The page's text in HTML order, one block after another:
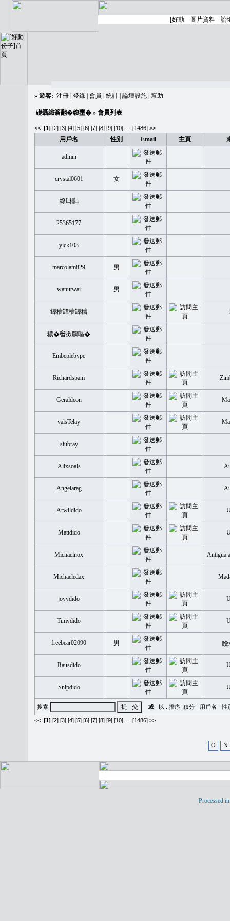
» 遊客: 注冊 登錄 會員 統計 論壇設施 幫助
礎聶織簷翻�䪖壅� » 會員列表
<< [1] [2] [3] [4] [5] [6] [7] [8] [9] [10] [1486] >>
用戶名 性別 Email 主頁
admin
crystal0601 女
繚L糧n
25365177
yick103
marcolam829 男
wanutwai 男
罈穡罈穡罈穡
穠�𤲞撳鶥嘔�
Embeplebype
Richardspam
Geraldcon
valsTelay
siubray
Alixsoals
Angelarag
Arwildido
Mattdido
Michaelnox Antigua
Michaeledax
joyydido
Timydido
freebear02090 男
Rausdido
Snipdido
搜索 或 以...排序: 積分 - 用戶名 -性
<< [1] [2] [3] [4] [5] [6] [7] [8] [9] [10] [1486] >>
O N
Processed